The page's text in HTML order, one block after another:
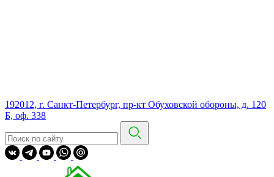
192012, г. Санкт-Петербург, пр-кт Обуховской обороны, д. 120
Б, оф. 338